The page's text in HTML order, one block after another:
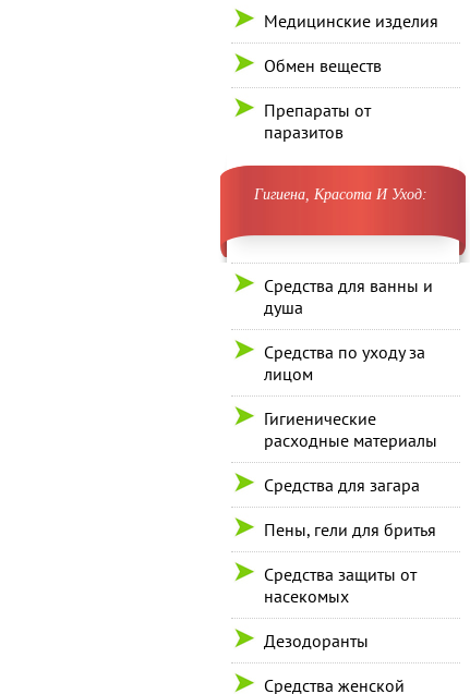
Медицинские изделия
Обмен веществ
Препараты от
паразитов
Гигиена, Красота И Уход:
Средства для ванны и
душа
Средства по уходу за
лицом
Гигиенические
расходные материалы
Средства для загара
Пены, гели для бритья
Средства защиты от
насекомых
Дезодоранты
Средства женской